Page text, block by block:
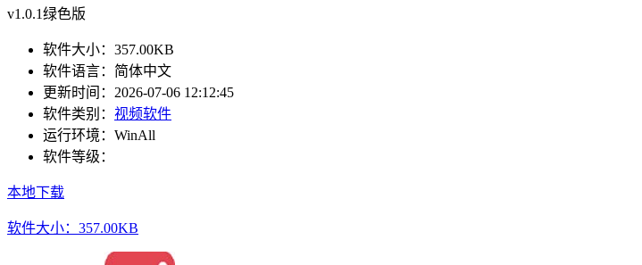
v1.0.1绿色版
软件大小： 357.00KB
软件语言： 简体中文
更新时间： 2026-07-06 12:12:45
软件类别： 视频软件
运行环境： WinAll
软件等级：
本地下载
软件大小：357.00KB